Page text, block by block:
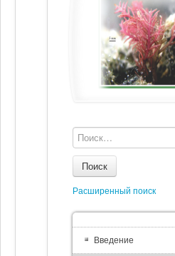
Поиск
Расширенный поиск
Введение